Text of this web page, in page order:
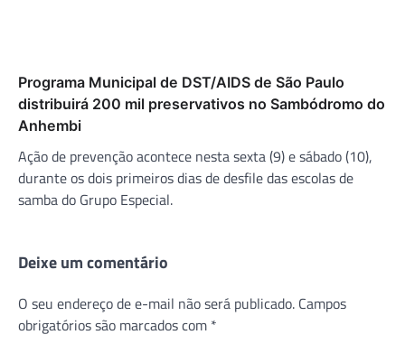
Programa Municipal de DST/AIDS de São Paulo
distribuirá 200 mil preservativos no Sambódromo do
Anhembi
Ação de prevenção acontece nesta sexta (9) e sábado (10),
durante os dois primeiros dias de desfile das escolas de
samba do Grupo Especial.
Deixe um comentário
O seu endereço de e-mail não será publicado. Campos
obrigatórios são marcados com *